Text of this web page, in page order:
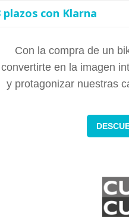
con Klarna
Con la compra de un
convertirte en la imagen
y protagonizar nuestras